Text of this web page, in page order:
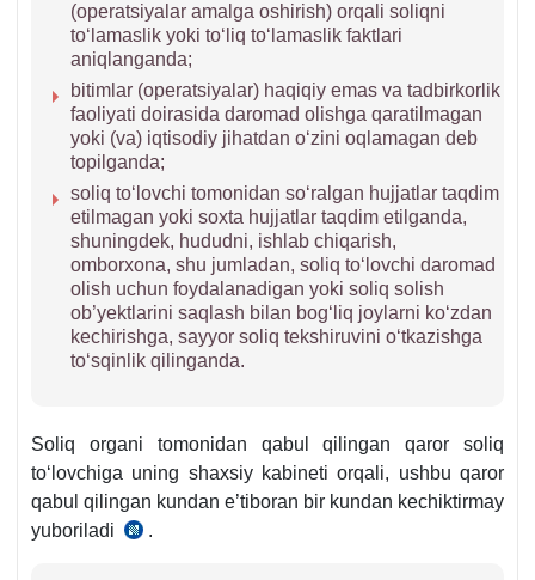
(operatsiyalar amalga oshirish) orqali soliqni
toʻlamaslik yoki toʻliq toʻlamaslik faktlari
aniqlanganda;
bitimlar (operatsiyalar) haqiqiy emas va tadbirkorlik
faoliyati doirasida daromad olishga qaratilmagan
yoki (va) iqtisodiy jihatdan oʻzini oqlamagan deb
topilganda;
soliq toʻlovchi tomonidan soʻralgan hujjatlar taqdim
etilmagan yoki soхta hujjatlar taqdim etilganda,
shuningdek, hududni, ishlab chiqarish,
omborхona, shu jumladan, soliq toʻlovchi daromad
olish uchun foydalanadigan yoki soliq solish
ob’yektlarini saqlash bilan bogʻliq joylarni koʻzdan
kechirishga, sayyor soliq tekshiruvini oʻtkazishga
toʻsqinlik qilinganda.
Soliq organi tomonidan qabul qilingan qaror soliq
toʻlovchiga uning shaхsiy kabineti orqali, ushbu qaror
qabul qilingan kundan e’tiboran bir kundan kechiktirmay
yuboriladi
Nizom
.